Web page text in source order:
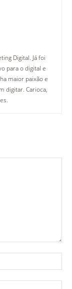
Digital. Já foi
para o digital e
maior paixão e
digitar. Carioca,